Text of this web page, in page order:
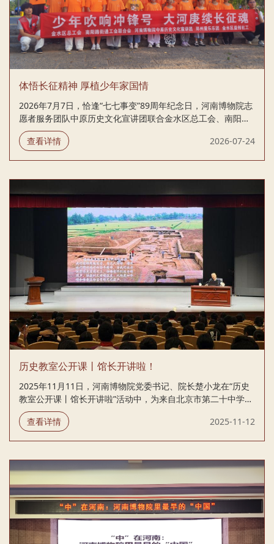
体悟长征精神 厚植少年家国情
2026年7月7日，恰逢“七七事变”89周年纪念日，河南博物院志
愿者服务团队中原历史文化宣讲团联合金水区总工会、南阳路
街道工会联合会、郑州爱乐乐团及金水区益创社工共同开展“家
门口的军事夏令营”活动，依托长征主题沉浸式体验项目，组织
《七律·长征》《十六字令三首》，从豪迈诗词之中体会革命先
辈一往无前的胸襟气魄。授课过程中，从“三大纪律八项注
意”背后的历史故事，阐释严明军纪如何让红军赢得民众信赖，
成为革命事业不断向前的坚实保障。除此之外，还介绍了长征
路上小红军的英勇事迹，这些年少的...
查看详情 2026-07-24
历史教室公开课丨馆长开讲啦！
2025年11月11日，河南博物院党委书记、院长楚小龙在“历史
教室公开课丨馆长开讲啦”活动中，为来自北京市第二十中学的
两百余名中学生带来了一场别开生面的主题讲座。讲座以“中华
文明演进中河南的历史地位”为主题，结合考古学知识与河南深
出地阐释了考古学的科学方法与重要意义。他比喻考古学家如
同“历史侦探”，借助现代科技手段，从遗址、墓葬中提取信
息，重建古代社会图景，实现“透物见人”。 河南博物院党委书
记、院长楚小龙在“历史教室公开课丨馆长开讲啦”活动中开展
主题讲座 “遗址...
查看详情 2025-11-12